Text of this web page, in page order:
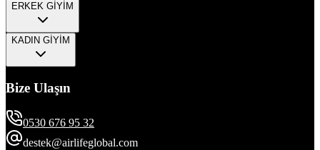
ERKEK GİYİM
KADIN GİYİM
Bize Ulaşın
0530 676 95 32
destek@airlifeglobal.com